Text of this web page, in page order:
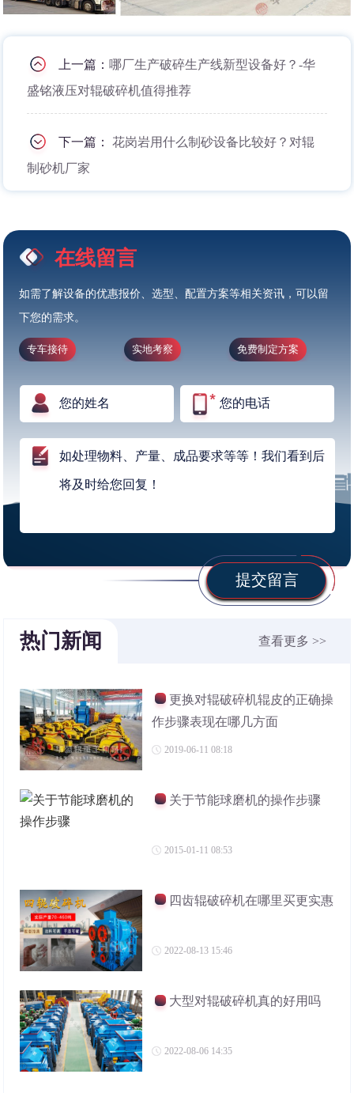
上一篇： 哪厂生产破碎生产线新型设备好？-华
盛铭液压对辊破碎机值得推荐
下一篇：花岗岩用什么制砂设备比较好？对辊
制砂机厂家
在线留言
如需了解设备的优惠报价、选型、配置方案等相关资讯，可以留
下您的需求。
专车接待 实地考察 免费制定方案
提交留言
热门新闻 查看更多 >>
更换对辊破碎机辊皮的正确操
作步骤表现在哪几方面
2019-06-11 08:18
关于节能球磨机的操作步骤
2015-01-11 08:53
四齿辊破碎机在哪里买更实惠
2022-08-13 15:46
大型对辊破碎机真的好用吗
2022-08-06 14:35